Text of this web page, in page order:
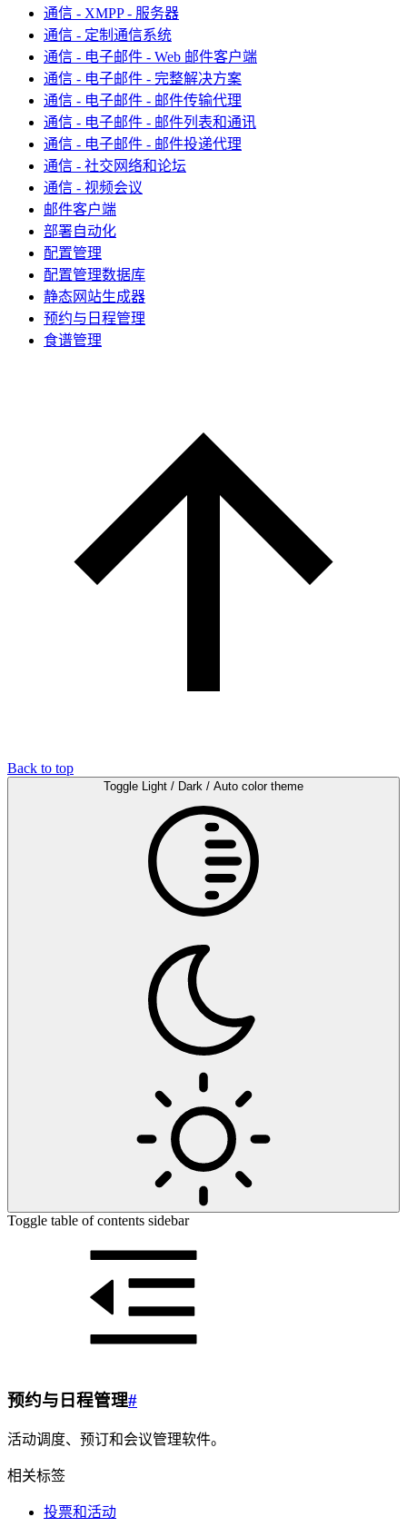
通信 - XMPP - 服务器
通信 - 定制通信系统
通信 - 电子邮件 - Web 邮件客户端
通信 - 电子邮件 - 完整解决方案
通信 - 电子邮件 - 邮件传输代理
通信 - 电子邮件 - 邮件列表和通讯
通信 - 电子邮件 - 邮件投递代理
通信 - 社交网络和论坛
通信 - 视频会议
邮件客户端
部署自动化
配置管理
配置管理数据库
静态网站生成器
预约与日程管理
食谱管理
Back to top
Toggle Light / Dark / Auto color theme
Toggle table of contents sidebar
预约与日程管理#
活动调度、预订和会议管理软件。
相关标签
投票和活动